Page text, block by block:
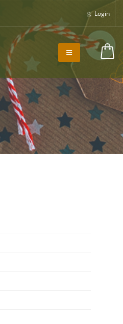
Login
0,00 €